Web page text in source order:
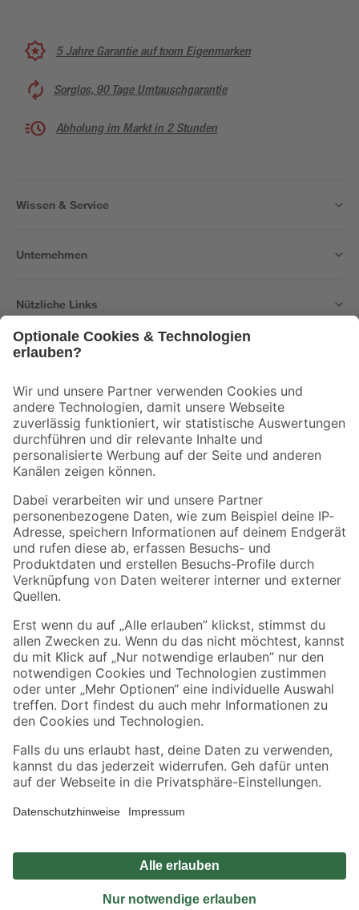
5 Jahre Garantie auf toom Eigenmarken
Sorglos, 90 Tage Umtauschgarantie
Abholung im Markt in 2 Stunden
Wissen & Service
Unternehmen
Nützliche Links
Der toom Newsletter: Keine Angebote und Aktionen mehr verpassen!
Zur Newsletter Anmeldung
Folge uns
Zahlungsarten Versandarten
Sicher einkaufen
Jetzt die toom-App herunterladen
Alle Preisangaben in EUR inkl. gesetzl. MwSt.. Die dargestellten Angebote sind unter
Umständen nicht in allen Märkten verfügbar. Die angegebenen Verfügbarkeiten beziehen
Produkte nur solange der Vorrat reicht.
*Paketversand ab 59 € versandkostenfrei, gilt nicht für Artikel mit Speditionsversand, hier
Privatsphäre Impressum
Nutzungsbedingungen
Widerrufsrecht
Vertrag widerrufen